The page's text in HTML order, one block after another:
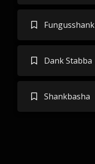
Fungusshank
Dank Stabba
Shankbasha